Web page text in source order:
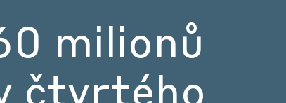
milionů
čtvrtého